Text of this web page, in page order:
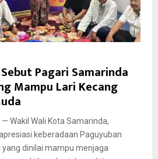
Pagari Samarinda
Mampu Lari Kecang
Wakil Wali Kota Samarinda,
keberadaan Paguyuban
yang dinilai mampu menjaga